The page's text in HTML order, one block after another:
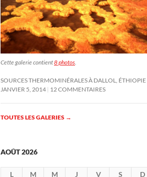
Cette galerie contient8 photos
SOURCES THERMOMINÉRALES À DALLOL, ÉTHIOPIE
JANVIER 5, 2014 12 COMMENTAIRES
TOUTES LES GALERIES →
AOÛT 2026
L M M J V S
D